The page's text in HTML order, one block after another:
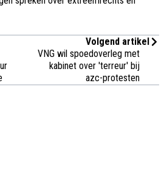
Volgend artikel
VNG wil spoedoverleg met
kabinet over 'terreur' bij
azc-protesten